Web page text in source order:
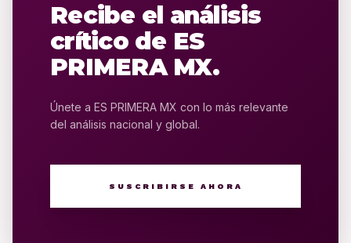
Recibe el análisis
crítico de ES
PRIMERA MX.
Únete a ES PRIMERA MX con lo más relevante
del análisis nacional y global.
SUSCRIBIRSE AHORA